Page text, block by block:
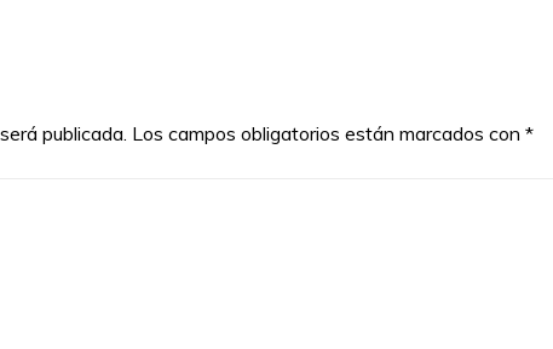
publicada. Los campos obligatorios están marcados con *